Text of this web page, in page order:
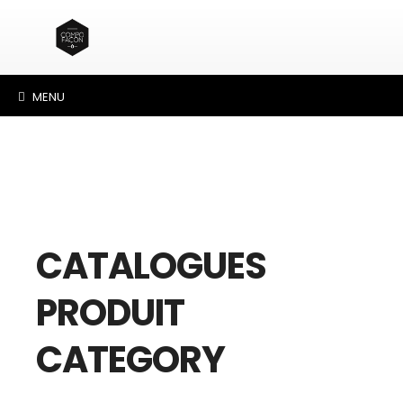
MENU
CATALOGUES
PRODUIT
CATEGORY